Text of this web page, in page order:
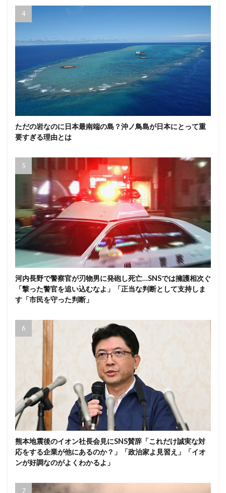
ただの岩なのに日本最南端の島？沖ノ鳥島が日本にとって重
要すぎる理由とは
河内長野で警察官が刃物男に発砲し死亡…SNSでは擁護相次ぐ
「撃った警官を追い込むなよ」「正当な判断として支持しま
す「市民を守った判断」
熊本地震後のイオン社長会見にSNS賛辞「これだけ誠実な対
応をする企業が他にあるのか？」「政治家よ見習え」「イオ
ンが好調なのがよくわかるよ」